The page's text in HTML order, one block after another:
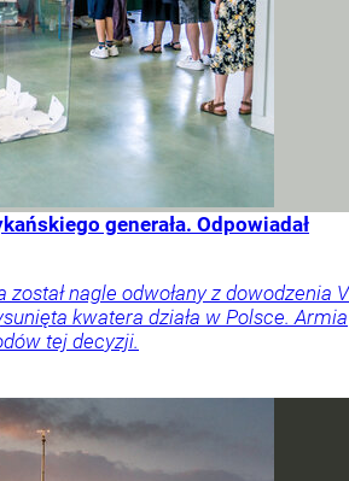
generała. Odpowiadał
został nagle odwołany z dowodzenia V
kwatera działa w Polsce. Armia
tej decyzji.